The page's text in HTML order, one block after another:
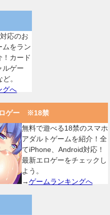
応のお
ムをラン
！カード
ルゲー
。
グへ
ロゲー ※18禁
無料で遊べる18禁のスマホ
アダルトゲームを紹介！全
てiPhone、Android対応！
最新エロゲーをチェックし
よう。
→ゲームランキングへ